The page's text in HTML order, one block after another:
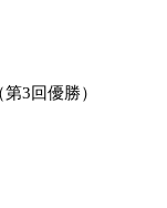
3回優勝）